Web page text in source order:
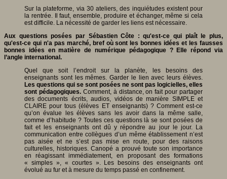
Sur la plateforme, via 30 ateliers, des inquiétudes existent pour
la rentrée. Il faut, ensemble, produire et échanger, même si cela
est difficile. La nécessité de garder les liens est nécessaire.
Aux questions posées par Sébastien Côte : qu'est-ce qui plaît le plus,
qu'est-ce qui n'a pas marché, bref où sont les bonnes idées et les fausses
bonnes idées en matière de numérique pédagogique ? Elle répond via
l’angle international.
Quel que soit l’endroit sur la planète, les besoins des
enseignants sont les mêmes. Garder le lien avec leurs élèves.
Les questions qui se sont posées ne sont pas logicielles, elles
sont pédagogiques.Comment, à distance, on fait pour partager
des documents écrits, audios, vidéos de manière SIMPLE et
CLAIRE pour tous (élèves ET enseignants) ? Comment est-ce
qu’on évalue les élèves sans les avoir dans la même salle,
comme d’habitude ? Toutes ces questions là se sont posées de
fait et les enseignants ont dû y répondre au jour le jour. La
communication entre collègues d’un même établissement n’est
pas aisée et ne s’est pas mise en route, pour des raisons
culturelles, historiques. Canopé a prouvé toute son importance
en réagissant immédiatement, en proposant des formations
« simples », « courtes ». Les besoins des enseignants ont
évolué au fur et à mesure du temps passé en confinement.